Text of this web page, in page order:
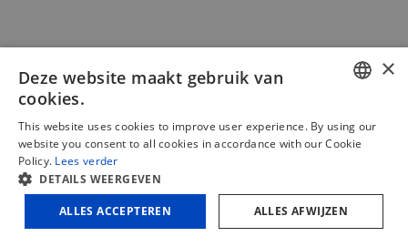
Voorritser 1 pk voor combinatiemachines
514,25 (incl. BTW)
In winkelmand Vergelijken
FRENCH
×
Deze website maakt gebruik van
cookies.
This website uses cookies to improve user experience. By using our
website you consent to all cookies in accordance with our Cookie
Policy. Lees verder
DETAILS WEERGEVEN
ALLES ACCEPTEREN ALLES AFWIJZEN